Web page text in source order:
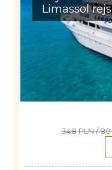
Limassol
348 PLN / 80